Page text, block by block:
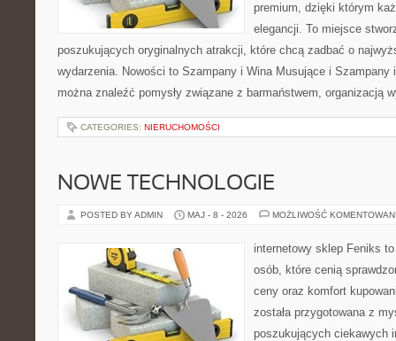
premium, dzięki którym
elegancji. To miejsce
poszukujących oryginalnych atrakcji, które chcą zadbać o
wydarzenia. Nowości to Szampany i Wina Musujące i Szampany
można znaleźć pomysły związane z barmaństwem, organizacją
CATEGORIES: NIERUCHOMOŚCI
NOWE TECHNOLOGIE
POSTED BY ADMIN MAJ - 8 - 2026 MOŻLIWOŚĆ
internetowy sklep Feniks
osób, które cenią
ceny oraz komfort
została przygotowana z
poszukujących ciekawych